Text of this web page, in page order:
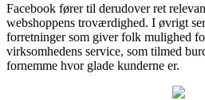
Facebook fører til derudover ret
webshoppens troværdighed. I øvrigt
forretninger som giver folk mulighed
virksomhedens service, som tilmed
fornemme hvor glade kunderne er.